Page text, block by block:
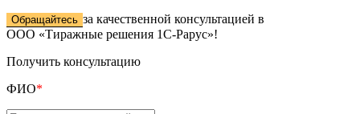
Обращайтесь за качественной консультацией в
ООО «Тиражные решения 1С-Рарус»!
Получить консультацию
ФИО*